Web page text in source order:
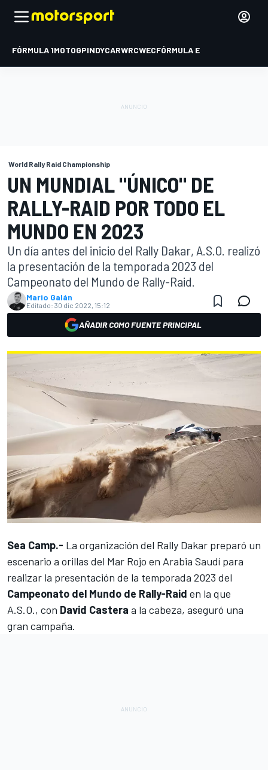
FÓRMULA 1MOTOGPINDYCARWRCWECFÓRMULA E
World Rally Raid Championship
UN MUNDIAL "ÚNICO" DE
RALLY-RAID POR TODO EL
MUNDO EN 2023
Un día antes del inicio del Rally Dakar, A.S.O. realizó
la presentación de la temporada 2023 del
Campeonato del Mundo de Rally-Raid.
Mario Galán
Editado: 30 dic 2022, 15:12
AÑADIR COMO FUENTE PRINCIPAL
Sea Camp.- La organización del Rally Dakar preparó un
escenario a orillas del Mar Rojo en Arabia Saudí para
realizar la presentación de la temporada 2023 del
Campeonato del Mundo de Rally-Raid en la que
A.S.O., con David Castera a la cabeza, aseguró una
gran campaña.